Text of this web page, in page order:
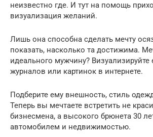
неизвестно где. И тут на помощь
визуализация желаний.
Лишь она способна сделать мечту
показать, насколько та достижима.
идеального мужчину?
журналов или картинок в интернете.
Подберите ему внешность, стиль
Теперь вы мечтаете встретить не
бизнесмена, а высокого брюнета 30
автомобилем и недвижимостью.